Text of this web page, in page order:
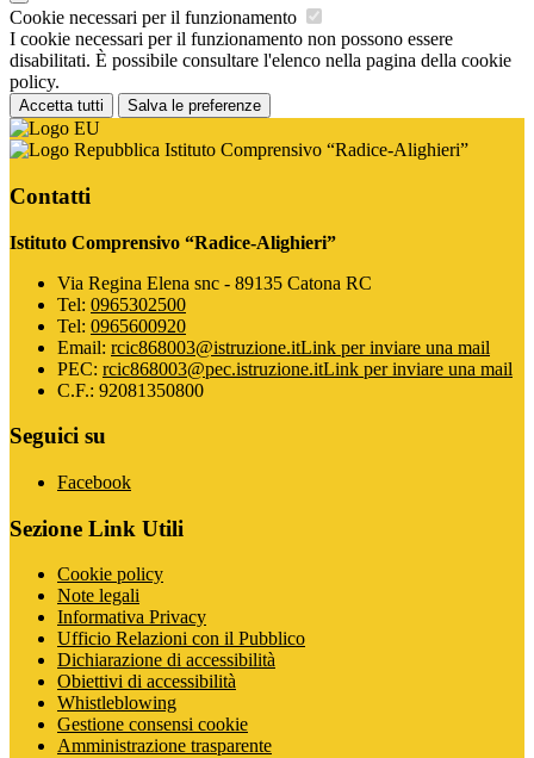
Cookie necessari per il funzionamento
I cookie necessari per il funzionamento non possono essere
disabilitati. È possibile consultare l'elenco nella pagina della cookie
policy.
Accetta tutti Salva le preferenze
Istituto Comprensivo “Radice-Alighieri”
Contatti
Istituto Comprensivo “Radice-Alighieri”
Via Regina Elena snc - 89135 Catona RC
Tel: 0965302500
Tel: 0965600920
Email: rcic868003@istruzione.itLink per inviare una mail
PEC: rcic868003@pec.istruzione.itLink per inviare una mail
C.F.: 92081350800
Seguici su
Facebook
Sezione Link Utili
Cookie policy
Note legali
Informativa Privacy
Ufficio Relazioni con il Pubblico
Dichiarazione di accessibilità
Obiettivi di accessibilità
Whistleblowing
Gestione consensi cookie
Amministrazione trasparente